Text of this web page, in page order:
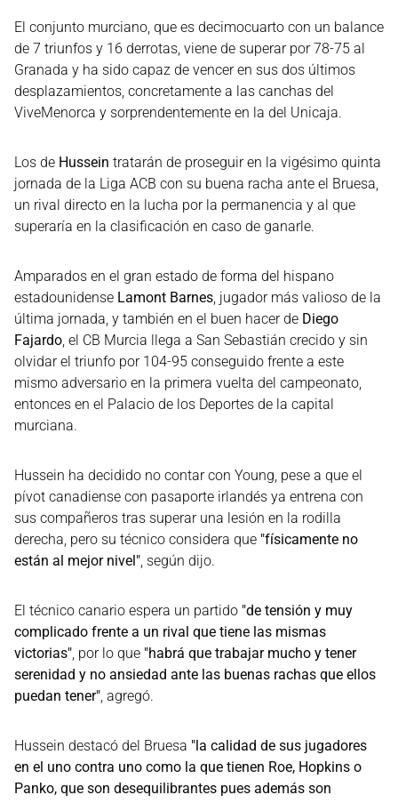
El conjunto murciano, que es decimocuarto con un balance
de 7 triunfos y 16 derrotas, viene de superar por 78-75 al
Granada y ha sido capaz de vencer en sus dos últimos
desplazamientos, concretamente a las canchas del
ViveMenorca y sorprendentemente en la del Unicaja.
Los de Hussein tratarán de proseguir en la vigésimo quinta
jornada de la Liga ACB con su buena racha ante el Bruesa,
un rival directo en la lucha por la permanencia y al que
superaría en la clasificación en caso de ganarle.
Amparados en el gran estado de forma del hispano
estadounidense Lamont Barnes, jugador más valioso de la
última jornada, y también en el buen hacer de Diego
Fajardo, el CB Murcia llega a San Sebastián crecido y sin
olvidar el triunfo por 104-95 conseguido frente a este
mismo adversario en la primera vuelta del campeonato,
entonces en el Palacio de los Deportes de la capital
murciana.
Hussein ha decidido no contar con Young, pese a que el
pívot canadiense con pasaporte irlandés ya entrena con
sus compañeros tras superar una lesión en la rodilla
derecha, pero su técnico considera que "físicamente no
están al mejor nivel", según dijo.
El técnico canario espera un partido "de tensión y muy
complicado frente a un rival que tiene las mismas
victorias", por lo que "habrá que trabajar mucho y tener
serenidad y no ansiedad ante las buenas rachas que ellos
puedan tener", agregó.
Hussein destacó del Bruesa "la calidad de sus jugadores
en el uno contra uno como la que tienen Roe, Hopkins o
Panko, que son desequilibrantes pues además son